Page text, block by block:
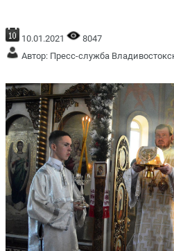
10.01.2021
8047
Автор: Пресс-служба